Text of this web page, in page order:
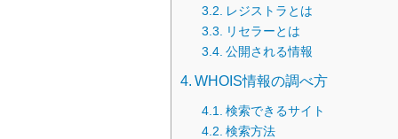
レジストラとは
リセラーとは
公開される情報
WHOIS情報の調べ方
検索できるサイト
検索方法